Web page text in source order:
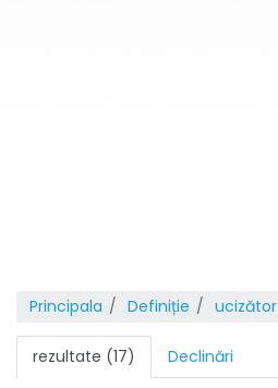
Principala Definiție ucizător
rezultate (17) Declinări